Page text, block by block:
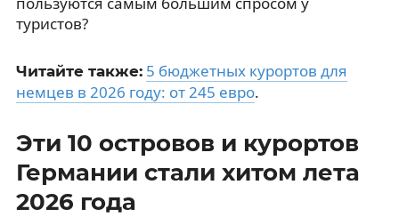
туристов?
Читайте также: 5 бюджетных курортов для
немцев в 2026 году: от 245 евро.
Эти 10 островов и курортов
Германии стали хитом лета
2026 года